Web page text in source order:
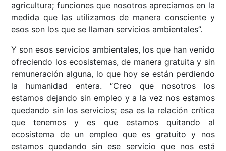
agricultura; funciones que nosotros apreciamos en la
medida que las utilizamos de manera consciente y
esos son los que se llaman servicios ambientales”.
Y son esos servicios ambientales, los que han venido
ofreciendo los ecosistemas, de manera gratuita y sin
remuneración alguna, lo que hoy se están perdiendo
la humanidad entera. “Creo que nosotros los
estamos dejando sin empleo y a la vez nos estamos
quedando sin los servicios; esa es la relación crítica
que tenemos y es que estamos quitando al
ecosistema de un empleo que es gratuito y nos
estamos quedando sin ese servicio que nos está